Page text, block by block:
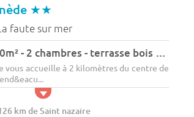
★★
faute sur mer
Mobil-home 28-30m² - 2 chambres - terrasse bois couverte 5 pers.
vous accueille à 2 kilomètres du centre de
km de Saint nazaire